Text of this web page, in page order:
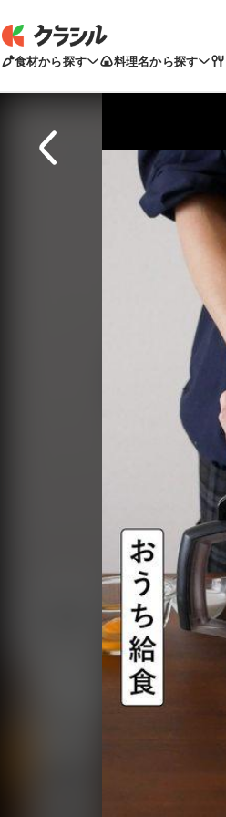
食材から探す 料理名から探す